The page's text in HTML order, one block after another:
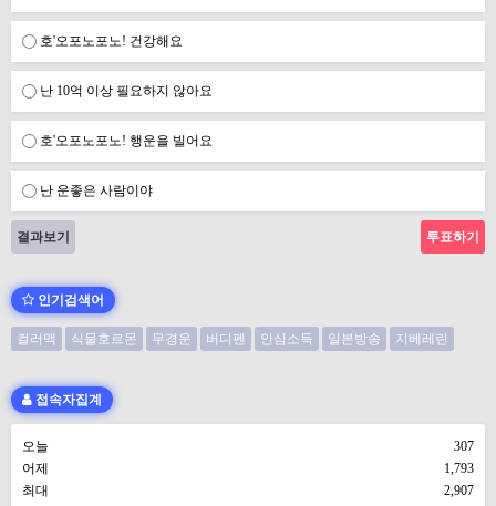
호'오포노포노! 건강해요
난 10억 이상 필요하지 않아요
호'오포노포노! 행운을 빌어요
난 운좋은 사람이야
결과보기
인기검색어
컬러맥 식물호르몬 무경운 버디펜 안심소득 일본방송 지베레린
접속자집계
오늘
307
어제
1,793
최대
2,907